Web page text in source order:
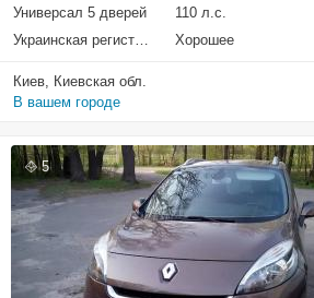
Универсал 5 дверей
110 л.с.
Украинская регистрация
Хорошее
Киев, Киевская обл.
В вашем городе
5